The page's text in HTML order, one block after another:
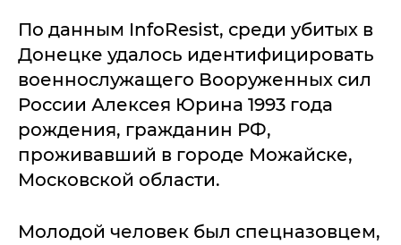
По данным InfoResist, среди убитых в
Донецке удалось идентифицировать
военнослужащего Вооруженных сил
России Алексея Юрина 1993 года
рождения, гражданин РФ,
проживавший в городе Можайске,
Московской области.
Молодой человек был спецназовцем,